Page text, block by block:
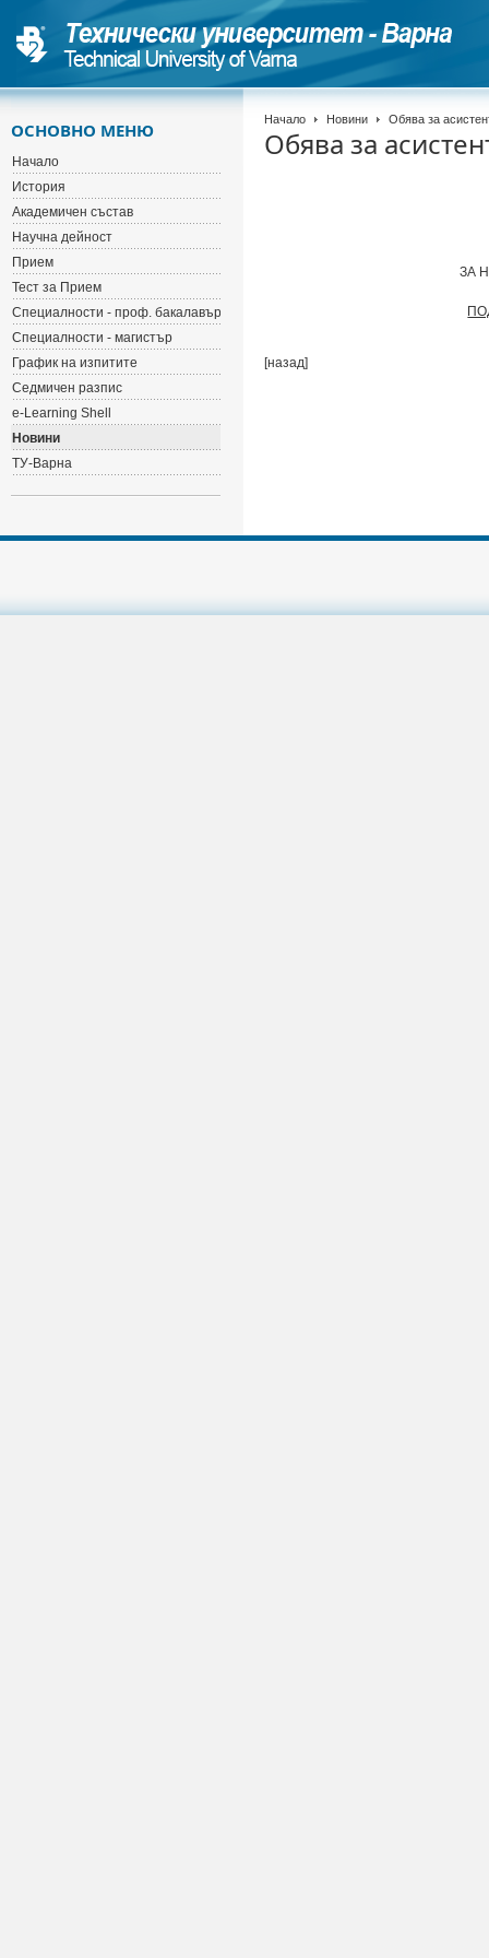
Начало Новини Обява за
Обява за
ЗА
[назад]
ОСНОВНО МЕНЮ
Начало
История
Академичен състав
Научна дейност
Прием
Тест за Прием
Специалности - проф. бакалавър
Специалности - магистър
График на изпитите
Седмичен разпис
e-Learning Shell
Новини
ТУ-Варна